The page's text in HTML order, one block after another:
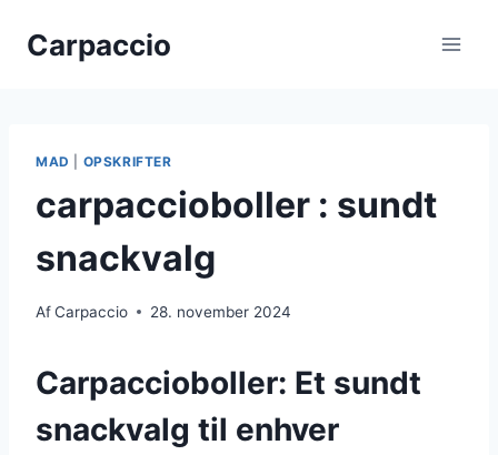
Carpaccio
MAD OPSKRIFTER
carpaccioboller : sundt
snackvalg
AfCarpaccio 28. november 2024
Carpaccioboller: Et sundt
snackvalg til enhver